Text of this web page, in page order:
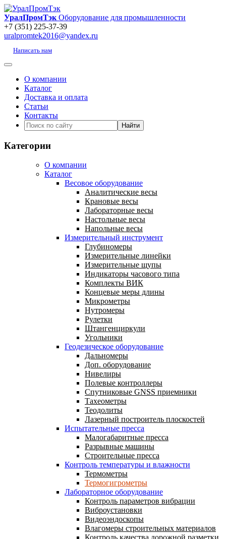
УралПромТэк Оборудование для промышленности
+7 (351) 225-37-39
uralpromtek2016@yandex.ru
Написать нам
О компании
Каталог
Доставка и оплата
Статьи
Контакты
Категории
О компании
Каталог
Весовое оборудование
Аналитические весы
Крановые весы
Лабораторные весы
Настольные весы
Напольные весы
Измерительный инструмент
Глубиномеры
Измерительные линейки
Измерительные щупы
Индикаторы часового типа
Комплекты ВИК
Концевые меры длины
Микрометры
Нутромеры
Рулетки
Штангенциркули
Угольники
Геодезическое оборудование
Дальномеры
Доп. оборудование
Нивелиры
Полевые контроллеры
Спутниковые GNSS приемники
Тахеометры
Теодолиты
Лазерный построитель плоскостей
Испытательные пресса
Малогабаритные пресса
Разрывные машины
Строительные пресса
Контроль температуры и влажности
Термометры
Термогигрометры
Лабораторное оборудование
Контроль параметров вибрации
Виброустановки
Видеоэндоскопы
Влагомеры строительных материалов